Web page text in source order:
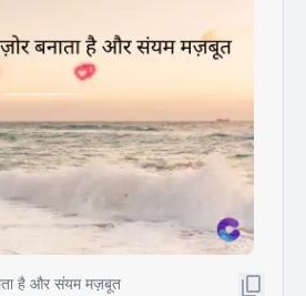
है और संयम मज़बूत